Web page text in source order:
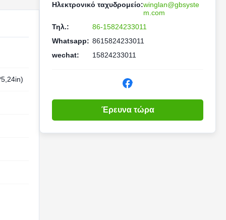
Ηλεκτρονικό ταχυδρομείο:winglan@gbsyste
m.com
Τηλ.:
86-15824233011
Whatsapp: 8615824233011
wechat:
15824233011
Έρευνα τώρα